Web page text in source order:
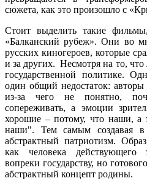
сюжета, как это произошло с
Стоит выделить такие
«Балканский рубеж». Они во
русских киногероев, которые
и за других. Несмотря на то,
государственной политике.
один общий недостаток:
из-за чего не понятно,
сопереживать, а эмоции
хорошие – потому, что наши, а
наши". Тем самым создавая в
абстрактный патриотизм.
как человека действующего
вопреки государству, но
абстрактный концепт родины.